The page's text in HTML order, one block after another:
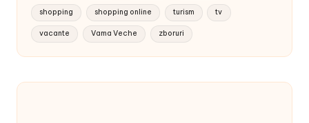
shopping shopping online turism tv
vacante Vama Veche zboruri